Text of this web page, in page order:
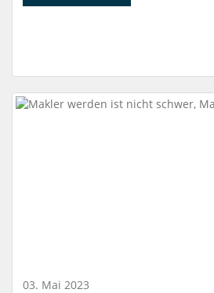
03. Mai 2023